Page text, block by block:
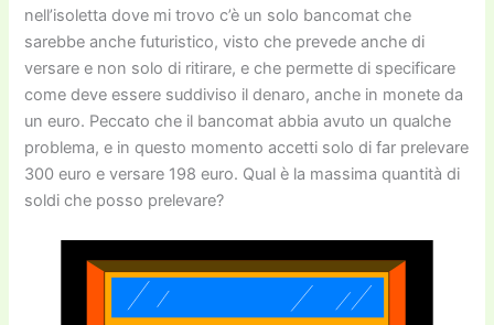
nell’isoletta dove mi trovo c’è un solo bancomat che
sarebbe anche futuristico, visto che prevede anche di
versare e non solo di ritirare, e che permette di specificare
come deve essere suddiviso il denaro, anche in monete da
un euro. Peccato che il bancomat abbia avuto un qualche
problema, e in questo momento accetti solo di far prelevare
300 euro e versare 198 euro. Qual è la massima quantità di
soldi che posso prelevare?